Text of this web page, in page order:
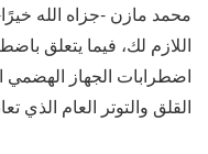
محمد مازن -جزاه الله
اللازم لك، فيما يتعلق
اضطرابات الجهاز الهضمي
القلق والتوتر العام الذي